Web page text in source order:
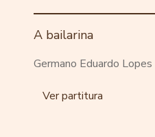
A bailarina
Germano Eduardo Lopes
Ver partitura